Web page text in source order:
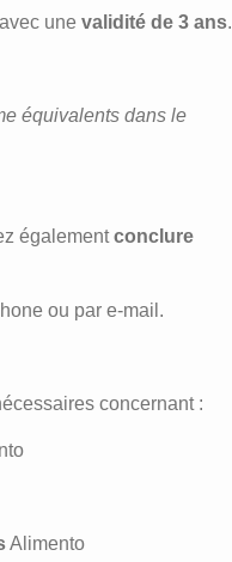
une validité de 3 ans.
équivalents dans le
égalementconclure
ou par e-mail.
concernant :
Alimento